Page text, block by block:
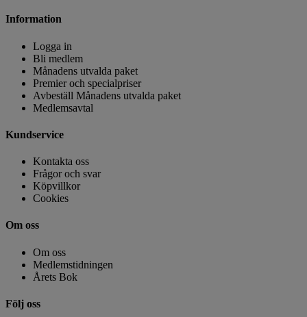
Information
Logga in
Bli medlem
Månadens utvalda paket
Premier och specialpriser
Avbeställ Månadens utvalda paket
Medlemsavtal
Kundservice
Kontakta oss
Frågor och svar
Köpvillkor
Cookies
Om oss
Om oss
Medlemstidningen
Årets Bok
Följ oss